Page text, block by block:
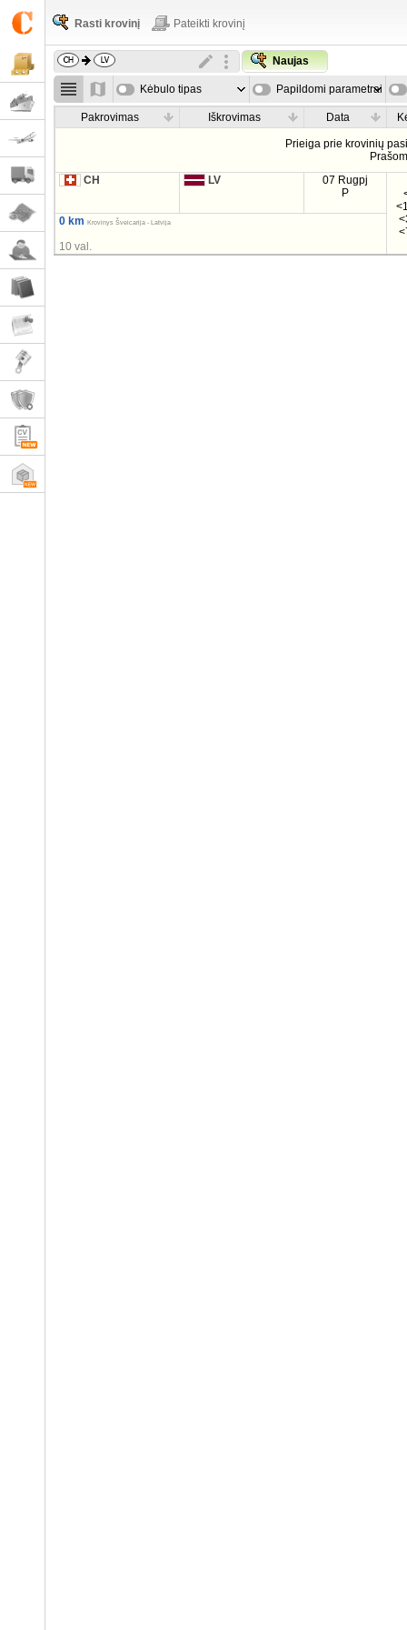
Rasti krovinį Pateikti krovinį
Naujas
Kėbulo tipas Papildomi parametrai
Pakrovimas Iškrovimas Data
Prieiga prie krovinių
CH
LV
07 Rugpj
P
0 km Krovinys Šveicarija - Latvija
10 val.